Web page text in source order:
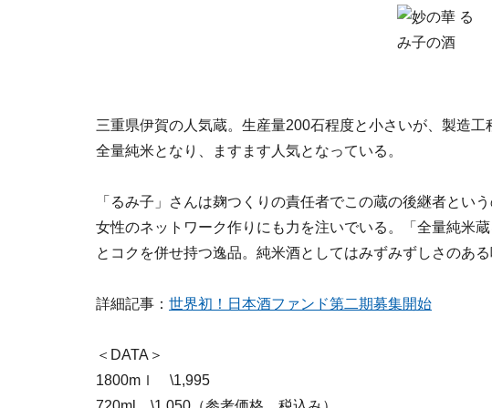
三重県伊賀の人気蔵。生産量200石程度と小さいが、製造
全量純米となり、ますます人気となっている。
「るみ子」さんは麹つくりの責任者でこの蔵の後継者とい
女性のネットワーク作りにも力を注いでいる。「全量純米
とコクを併せ持つ逸品。純米酒としてはみずみずしさのある
詳細記事： 世界初！日本酒ファンド第二期募集開始
＜DATA＞
1800mｌ \1,995